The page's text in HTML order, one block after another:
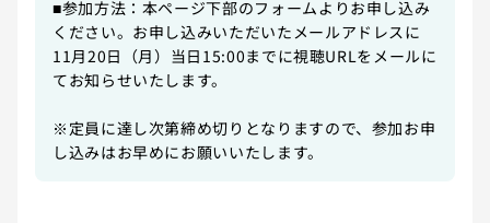
■参加方法：本ページ下部のフォームよりお申し込み
ください。お申し込みいただいたメールアドレスに
11月20日（月）当日15:00までに視聴URLをメールに
てお知らせいたします。
※定員に達し次第締め切りとなりますので、参加お申
し込みはお早めにお願いいたします。